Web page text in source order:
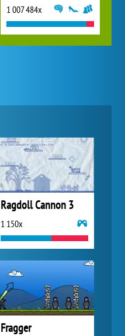
Ragdoll Cannon 3
1 150x
Fragger
1 007 484x
Forge of Empires